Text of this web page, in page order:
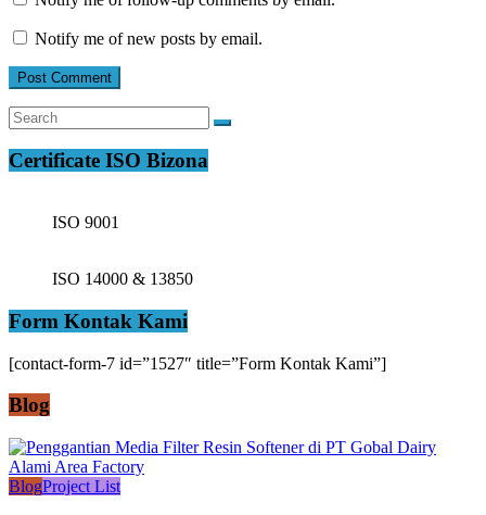
Notify me of new posts by email.
Certificate ISO Bizona
ISO 9001
ISO 14000 & 13850
Form Kontak Kami
[contact-form-7 id=”1527″ title=”Form Kontak Kami”]
Blog
BlogProject List